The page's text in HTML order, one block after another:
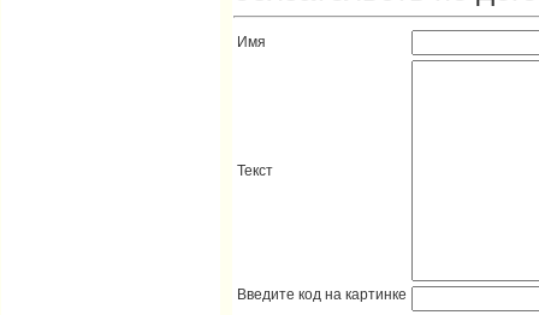
Имя
Текст
Введите код на картинке